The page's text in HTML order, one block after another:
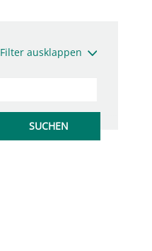
Filter ausklappen